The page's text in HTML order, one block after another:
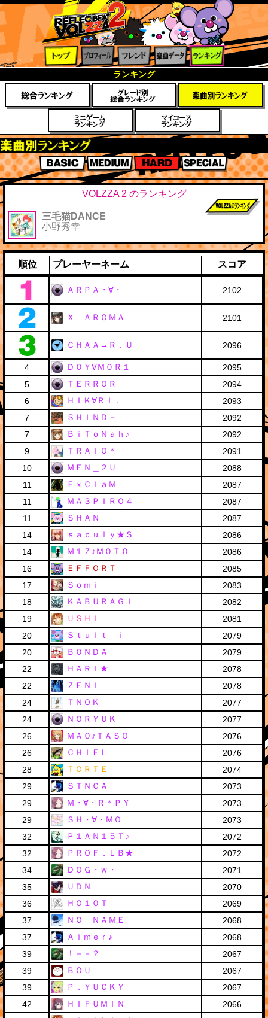
ィール
フレン
ド
楽曲デ
ータ
ング
ランキング
楽曲別スコアランキング
BASIC MEDIUM HARD SPECIAL
VOLZZA 2 のランキング
三毛猫DANCE
小野秀幸
順位 プレーヤーネーム スコア
ＡＲＰＡ・∀・ 2102
Ｘ＿ＡＲＯＭＡ 2101
ＣＨＡＡ→Ｒ．Ｕ 2096
4 Ｄ０Ｙ∀Ｍ０Ｒ１
2095
5
ＴＥＲＲＯＲ
2094
6
ＨＩＫ∀ＲＩ．
2093
7
ＳＨＩＮＤ－
2092
7
ＢｉＴｏＮａｈ♪
2092
9
ＴＲＡＩＯ＊
2091
10
ＭＥＮ＿２Ｕ
2088
11
ＥｘＣｌａＭ
2087
11
ＭＡ３ＰＩＲＯ４
2087
11
ＳＨＡＮ
2087
14
ｓａｃｕｌｙ★Ｓ
2086
14
Ｍ１Ｚ♪Ｍ０Ｔ０
2086
16
ＥＦＦＯＲＴ
2085
17
Ｓｏｍｉ
2083
18
ＫＡＢＵＲＡＧＩ
2082
19
ＵＳＨＩ
2081
20
Ｓｔｕｌｔ＿ｉ
2079
20
Ｂ０ＮＤＡ
2079
22
ＨＡＲＩ★
2078
22
ＺＥＮＩ
2078
24
ＴＮＯＫ
2077
24
ＮＯＲＹＵＫ
2077
26
ＭＡ０♪ＴＡＳＯ
2076
26
ＣＨＩＥＬ
2076
28
ＴＯＲＴＥ
2074
29
ＳＴＮＣＡ
2073
29
Ｍ・∀・Ｒ＊ＰＹ
2073
29
ＳＨ・∀・ＭＯ
2073
32
Ｐ１ＡＮ１５Ｔ♪
2072
32
ＰＲＯＦ．ＬＢ★
2072
34
ＤＯＧ・ｗ・
2071
35
ＵＤＮ
2070
36
ＨＯ１０Ｔ
2069
37
ＮＯ ＮＡＭＥ
2068
37
Ａｉｍｅｒ♪
2068
39
！－－？
2067
39
ＢＯＵ
2067
39
Ｐ．ＹＵＣＫＹ
2067
42
ＨＩＦＵＭＩＮ
2066